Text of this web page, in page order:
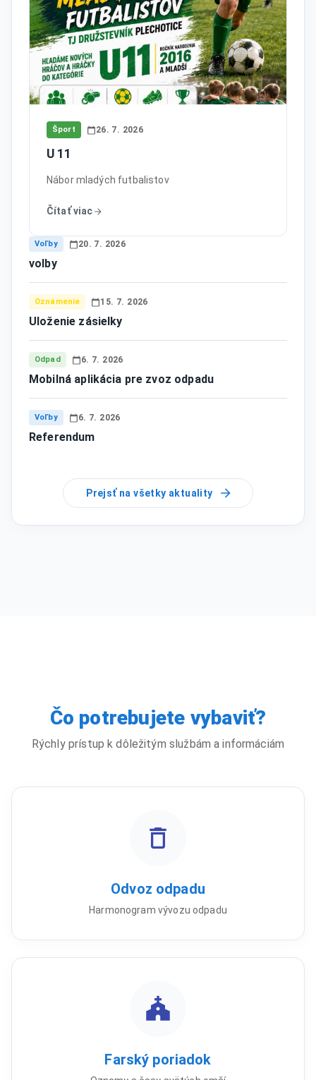
Šport 26. 7. 2026
U 11
Nábor mladých futbalistov
Čítať viac
Voľby 20. 7. 2026
volby
Oznámenie 15. 7. 2026
Uloženie zásielky
Odpad 6. 7. 2026
Mobilná aplikácia pre zvoz odpadu
Voľby 6. 7. 2026
Referendum
Prejsť na všetky aktuality
Čo potrebujete vybaviť?
Rýchly prístup k dôležitým službám a informáciám
Odvoz odpadu
Harmonogram vývozu odpadu
Farský poriadok